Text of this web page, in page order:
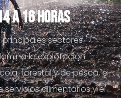
a 16 horas
principales sectores
la explotación
forestal y de pesca, el
alimentarios y el